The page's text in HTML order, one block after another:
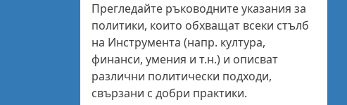
Прегледайте ръководните указания за
политики, които обхващат всеки стълб
на Инструмента (напр. култура,
финанси, умения и т.н.) и описват
различни политически подходи,
свързани с добри практики.